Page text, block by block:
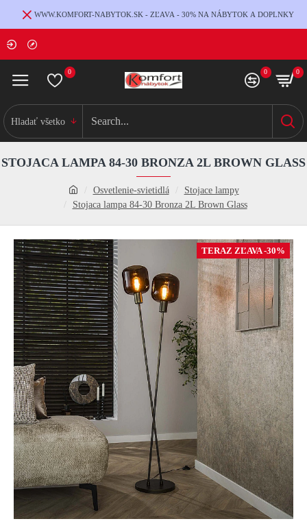
WWW.KOMFORT-NABYTOK.SK - ZĽAVA - 30% NA NÁBYTOK A DOPLNKY
0 0 0
Hladať všetko
Osvetlenie-svietidlá
Stojace lampy
Stojaca lampa 84-30 Bronza 2L Brown Glass
STOJACA LAMPA 84-30 BRONZA 2L BROWN GLASS
TERAZ ZĽAVA -30%